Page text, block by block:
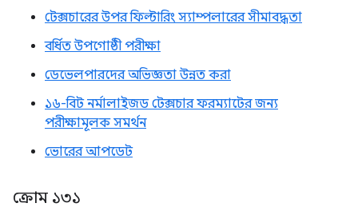
টেক্সচারের উপর ফিল্টারিং স্যাম্পলারের সীমাবদ্ধতা
বর্ধিত উপগোষ্ঠী পরীক্ষা
ডেভেলপারদের অভিজ্ঞতা উন্নত করা
১৬-বিট নর্মালাইজড টেক্সচার ফরম্যাটের জন্য
পরীক্ষামূলক সমর্থন
ভোরের আপডেট
ক্রোম ১৩১